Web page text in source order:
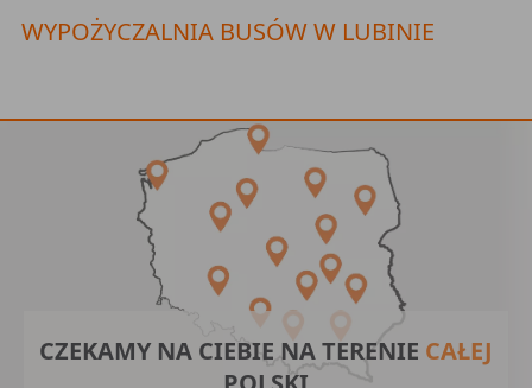
WYPOŻYCZALNIA BUSÓW W LUBINIE
CZEKAMY NA CIEBIE NA TERENIE CAŁEJ